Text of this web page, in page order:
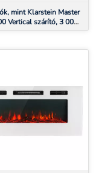
mint Klarstein Master
Vertical szárító, 3 000
hőmérséklet-